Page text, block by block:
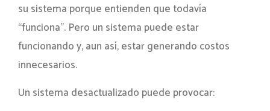
su sistema porque entienden que todavía
“funciona”. Pero un sistema puede estar
funcionando y, aun así, estar generando costos
innecesarios.
Un sistema desactualizado puede provocar: